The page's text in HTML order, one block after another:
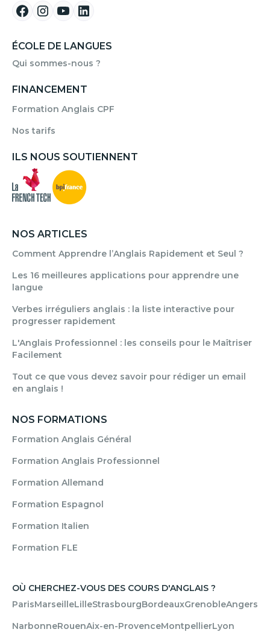
ÉCOLE DE LANGUES
Qui sommes-nous ?
FINANCEMENT
Formation Anglais CPF
Nos tarifs
ILS NOUS SOUTIENNENT
NOS ARTICLES
Comment Apprendre l’Anglais Rapidement et Seul ?
Les 16 meilleures applications pour apprendre une
langue
Verbes irréguliers anglais : la liste interactive pour
progresser rapidement
L'Anglais Professionnel : les conseils pour le Maîtriser
Facilement
Tout ce que vous devez savoir pour rédiger un email
en anglais !
NOS FORMATIONS
Formation Anglais Général
Formation Anglais Professionnel
Formation Allemand
Formation Espagnol
Formation Italien
Formation FLE
OÙ CHERCHEZ-VOUS DES COURS D'ANGLAIS ?
ParisMarseilleLilleStrasbourgBordeauxGrenobleAngers
NarbonneRouenAix-en-ProvenceMontpellierLyon